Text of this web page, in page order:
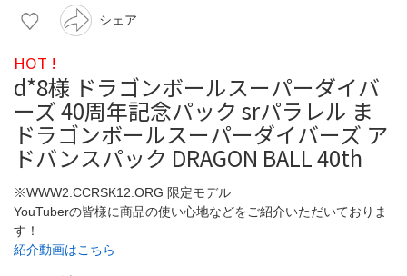
シェア
HOT !
d*8様 ドラゴンボールスーパーダイバ
ーズ 40周年記念パック srパラレル ま
ドラゴンボールスーパーダイバーズ ア
ドバンスパック DRAGON BALL 40th
※WWW2.CCRSK12.ORG 限定モデル
YouTuberの皆様に商品の使い心地などをご紹介いただいておりま
す！
紹介動画はこちら